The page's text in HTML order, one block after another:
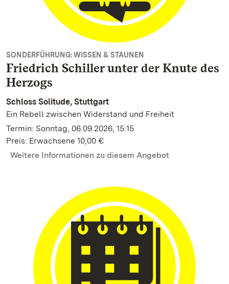
SONDERFÜHRUNG: WISSEN & STAUNEN
Friedrich Schiller unter der Knute des
Herzogs
Schloss Solitude, Stuttgart
Ein Rebell zwischen Widerstand und Freiheit
Termin: Sonntag, 06.09.2026, 15:15
Preis: Erwachsene 10,00 €
Weitere Informationen zu diesem Angebot